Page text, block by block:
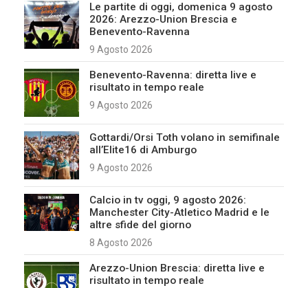
Le partite di oggi, domenica 9 agosto
2026: Arezzo-Union Brescia e
Benevento-Ravenna
9 Agosto 2026
Benevento-Ravenna: diretta live e
risultato in tempo reale
9 Agosto 2026
Gottardi/Orsi Toth volano in semifinale
all’Elite16 di Amburgo
9 Agosto 2026
Calcio in tv oggi, 9 agosto 2026:
Manchester City-Atletico Madrid e le
altre sfide del giorno
8 Agosto 2026
Arezzo-Union Brescia: diretta live e
risultato in tempo reale